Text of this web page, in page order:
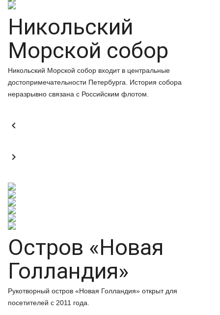
Никольский
Морской собор
Никольский Морской собор входит в центральные
достопримечательности Петербурга. История собора
неразрывно связана с Российским флотом.


Остров «Новая
Голландия»
Рукотворный остров «Новая Голландия» открыт для
посетителей с 2011 года.